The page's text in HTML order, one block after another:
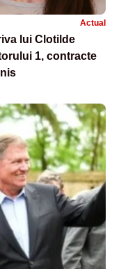
Actual
lui Clotilde
1, contracte